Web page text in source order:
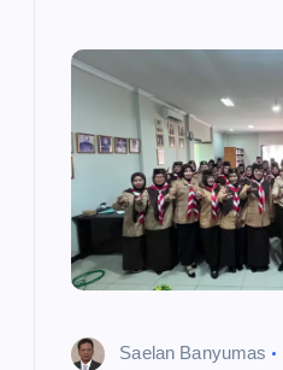
Saelan Banyumas